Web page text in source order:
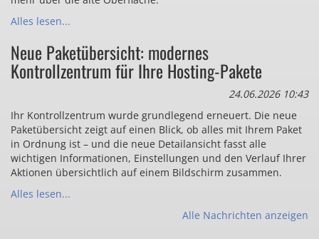
Alles lesen...
Neue Paketübersicht: modernes
Kontrollzentrum für Ihre Hosting-Pakete
24.06.2026 10:43
Ihr Kontrollzentrum wurde grundlegend erneuert. Die neue
Paketübersicht zeigt auf einen Blick, ob alles mit Ihrem Paket
in Ordnung ist – und die neue Detailansicht fasst alle
wichtigen Informationen, Einstellungen und den Verlauf Ihrer
Aktionen übersichtlich auf einem Bildschirm zusammen.
Alles lesen...
Alle Nachrichten anzeigen